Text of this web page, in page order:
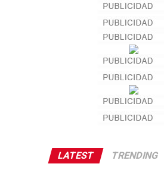
LATEST TRENDING